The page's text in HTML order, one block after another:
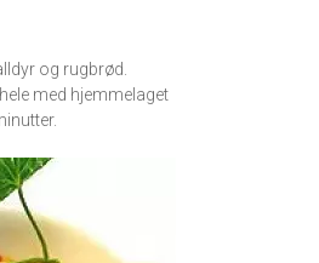
og rugbrød.
med hjemmelaget